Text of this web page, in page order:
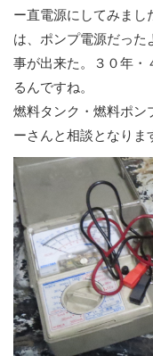
ー直電源にしてみまし
は、ポンプ電源だった
事が出来た。３０年・
るんですね。
燃料タンク・燃料ポン
ーさんと相談となりま